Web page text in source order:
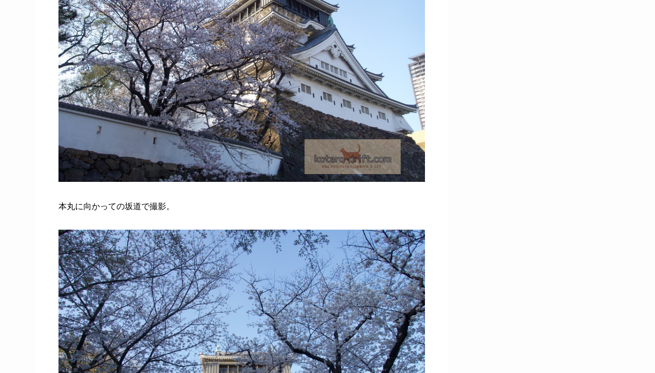
本丸に向かっての坂道で撮影。